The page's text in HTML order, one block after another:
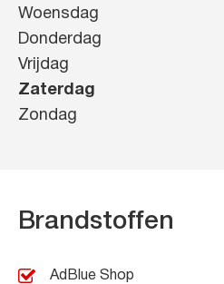
Woensdag
Donderdag
Vrijdag
Zaterdag
Zondag
Brandstoffen
AdBlue Shop